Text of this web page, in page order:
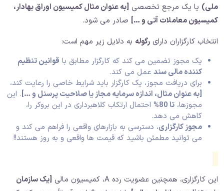
ملی) یا یک مرجع تخصصی [به عنوان مثال کمیسیون اوراق بهادار،
کمیسیون معاملات آتی و …] صادر می شود.
انتخاب کارگزاران دارای رگوله به دلایل زیر مهم است:
یک مجوز تضمین می کند که کارگزار مطابق با قوانین تنظیم
کننده مالی سند عمل می کند.
برای دریافت مجوز، یک کارگزار باید شرایط خاصی را رعایت کند،
[به عنوان مثال، اندازه سرمایه مجاز یا صلاحیت پرسنل و …]. این
مجوزها، تا 80%
احتمال ارتکاب کلاهبرداری در این بروکر را،
کاهش می دهد.
مجوز کارگزاری، دسترسی به بازارهای واقعی را فراهم می کند و
می توانید مطمئن باشید که قیمت ها واقعی و به روز هستند!!
این کارگزاری، همچنین عضویت رده A، کمیسیون مالی
[یک سازمان